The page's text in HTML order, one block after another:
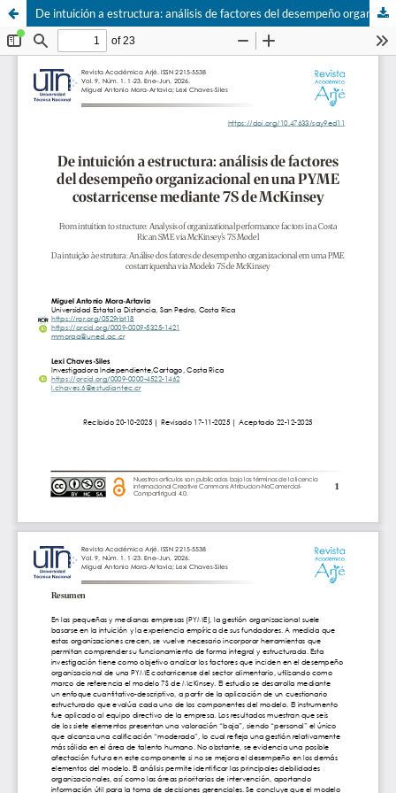
De intuición a estructura: análisis de factores del desempeño organizacional en una PYME costarricense mediante 7S de McKinsey